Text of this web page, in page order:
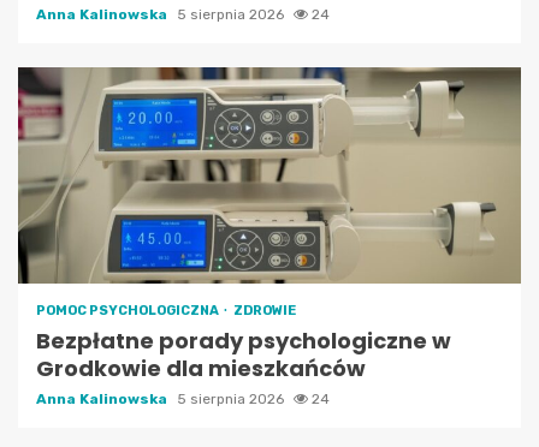
Anna Kalinowska 5 sierpnia 2026 24
POMOC PSYCHOLOGICZNA ZDROWIE
Bezpłatne porady psychologiczne w
Grodkowie dla mieszkańców
Anna Kalinowska 5 sierpnia 2026 24